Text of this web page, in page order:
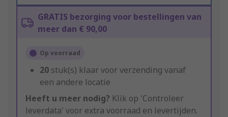
GRATIS bezorging voor bestellingen van
meer dan € 90,00
Op voorraad
20 stuk(s) klaar voor verzending vanaf
een andere locatie
Heeft u meer nodig? Klik op 'Controleer
leverdata' voor extra voorraad en levertijden.